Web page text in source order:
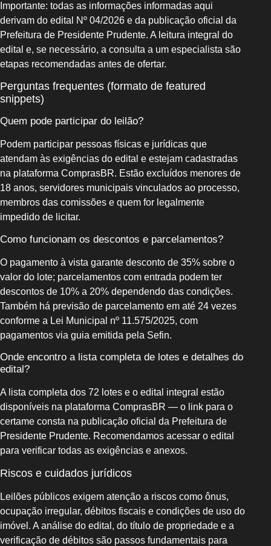
Importante: todas as informações informadas aqui
derivam do edital Nº 04/2026 e da publicação oficial da
Prefeitura de Presidente Prudente. A leitura integral do
edital e, se necessário, a consulta a um especialista são
etapas recomendadas antes de ofertar.
Perguntas frequentes (formato de featured
snippets)
Quem pode participar do leilão?
Podem participar pessoas físicas e jurídicas que
atendam às exigências do edital e estejam cadastradas
na plataforma ComprasBR. Estão excluídos menores de
18 anos, servidores municipais vinculados ao processo,
membros das comissões e quem for legalmente
impedido de licitar.
Como funcionam os descontos e parcelamentos?
O pagamento à vista garante desconto de 35% sobre o
valor do lote; parcelamentos com entrada podem ter
descontos de 10% a 20% dependendo das condições.
Também há previsão de parcelamento em até 24 vezes
conforme a Lei Municipal nº 11.575/2025, com
pagamentos via guia emitida pela Sefin.
Onde encontro a lista completa de lotes e detalhes do
edital?
A lista completa dos 72 lotes e o edital integral estão
disponíveis na plataforma ComprasBR — o link para o
certame consta na publicação oficial da Prefeitura de
Presidente Prudente. Recomendamos acessar o edital
para verificar todas as exigências e anexos.
Riscos e cuidados jurídicos
Leilões públicos exigem atenção a riscos como ônus,
ocupação irregular, débitos fiscais e condições de uso do
imóvel. A análise do edital, do título de propriedade e a
verificação de débitos são passos fundamentais para